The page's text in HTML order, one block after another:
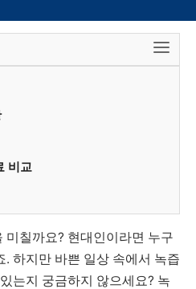
비교
미칠까요? 현대인이라면 누구
. 하지만 바쁜 일상 속에서 녹즙
는지 궁금하지 않으세요? 녹